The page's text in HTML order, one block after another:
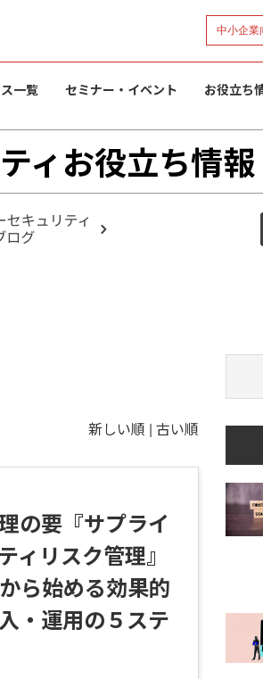
中小企業
一覧 セミナー・イベント お役立ち
ィお役立ち情報
新しい順 | 古い順
の要『サプライ
ィリスク管理』
ら始める効果的
・運用の５ステ